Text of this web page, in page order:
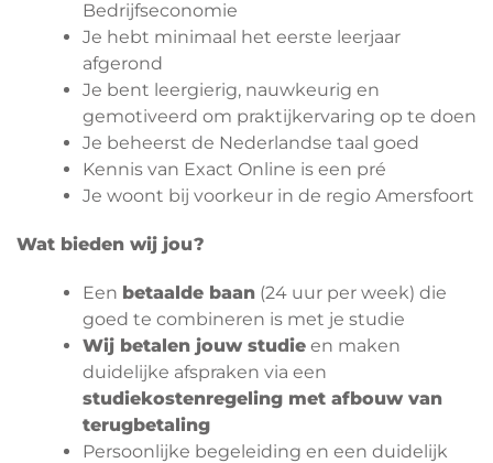
Bedrijfseconomie
Je hebt minimaal het eerste leerjaar
afgerond
Je bent leergierig, nauwkeurig en
gemotiveerd om praktijkervaring op te doen
Je beheerst de Nederlandse taal goed
Kennis van Exact Online is een pré
Je woont bij voorkeur in de regio Amersfoort
Wat bieden wij jou?
Een betaalde baan (24 uur per week) die
goed te combineren is met je studie
Wij betalen jouw studie en maken
duidelijke afspraken via een
studiekostenregeling met afbouw van
terugbetaling
Persoonlijke begeleiding en een duidelijk